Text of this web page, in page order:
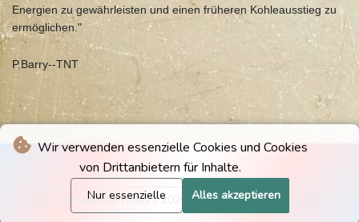
Wir verwenden essenzielle Cookies und Cookies
von Drittanbietern für Inhalte.
Nur essenzielle Alles akzeptieren
Energien zu gewährleisten und einen früheren Kohleausstieg zu
ermöglichen."
P.Barry--TNT
© The National Times - 2026 - Alle Rechte vorbehalten